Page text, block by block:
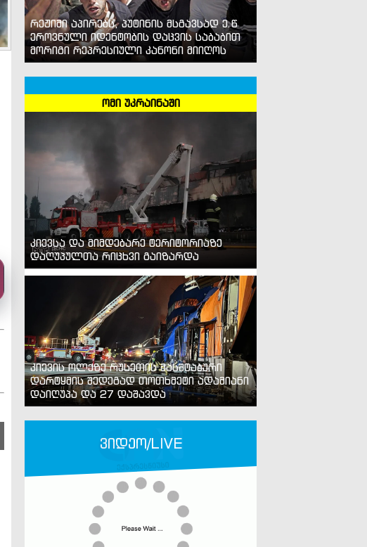
რეჟიმი აპირებს, პუტინის მსგავსად ე.წ
ეროვნული იდენტობის დაცვის საბაბით
მორიგი რეპრესიული კანონი მიიღოს
ომი უკრაინაში
კიევსა და მიმდებარე ტერიტორიაზე
დაღუპულთა რიცხვი გაიზარდა
კიევის ოლქზე რუსეთის მასშტაბური
დარტყმის შედეგად თოთხმეტი ადამიანი
დაიღუპა და 27 დაშავდა
ვიდეო/LIVE